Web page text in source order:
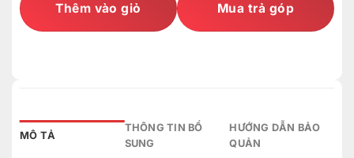
Thêm vào giỏ Mua trả góp
MÔ TẢ
THÔNG TIN BỔ
SUNG
HƯỚNG DẪN BẢO
QUẢN